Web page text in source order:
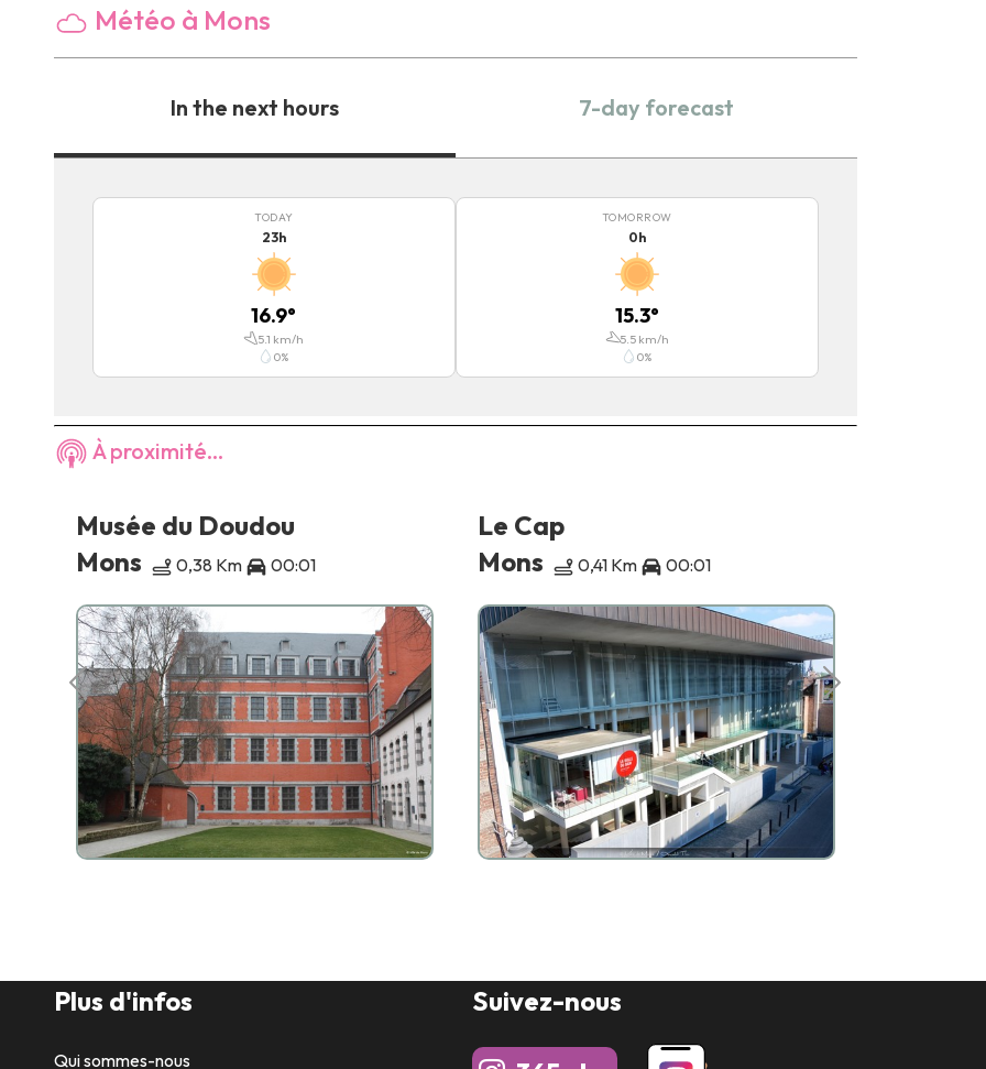
Météo à Mons
In the next hours 7-day forecast
TODAY
23h
16.9°
5.1 km/h
0%
TOMORROW
0h
15.3°
5.5km/h
0%
À proximité...
Musée du Doudou
Mons
0,38 Km 00:01
Le Cap
Mons
0,41 Km 00:01
Plus d'infos
Qui sommes-nous
Suivez-nous